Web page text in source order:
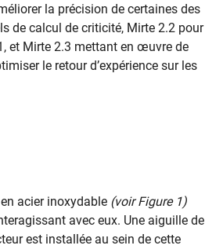
la précision de certaines des
de calcul de criticité, Mirte 2.2 pour
et Mirte 2.3 mettant en œuvre de
le retour d’expérience sur les
acier inoxydable (voir Figure 1)
avec eux. Une aiguille de
est installée au sein de cette